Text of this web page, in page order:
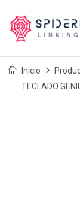
Inicio
TECLADO